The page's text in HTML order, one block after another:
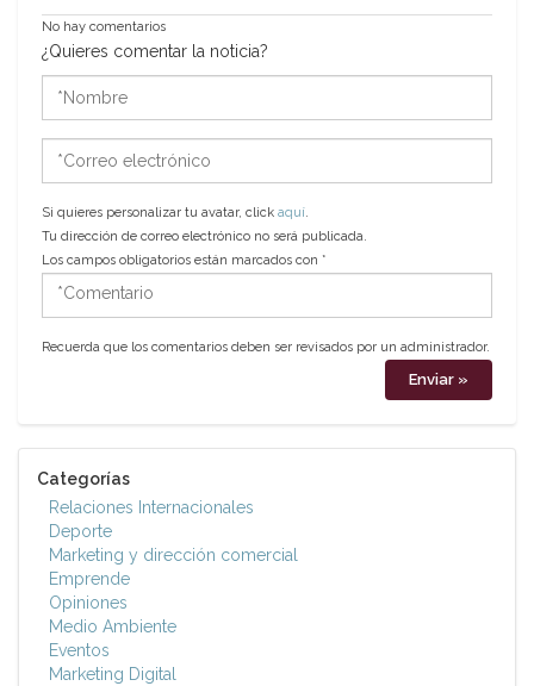
No hay comentarios
¿Quieres comentar la noticia?
electrónico
Si quieres personalizar tu avatar, click aquí
Tu dirección de correo electrónico no será publicada.
Los campos obligatorios están marcados con *
*Comentario
Recuerda que los comentarios deben ser revisados por un administrador.
Categorías
Relaciones Internacionales
Deporte
Marketing y dirección comercial
Emprende
Opiniones
Medio Ambiente
Eventos
Marketing Digital